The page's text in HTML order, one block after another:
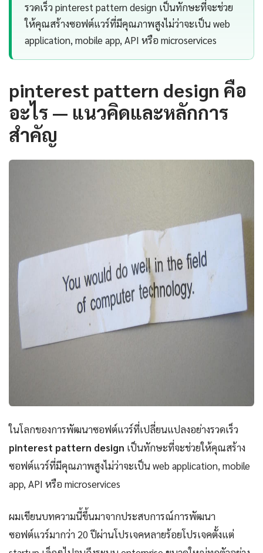
รวดเร็ว pinterest pattern design เป็นทักษะที่จะช่วย
ให้คุณสร้างซอฟต์แวร์ที่มีคุณภาพสูงไม่ว่าจะเป็น web
application, mobile app, API หรือ microservices
pinterest pattern design คือ
อะไร — แนวคิดและหลักการ
สำคัญ
ในโลกของการพัฒนาซอฟต์แวร์ที่เปลี่ยนแปลงอย่างรวดเร็ว
pinterest pattern design เป็นทักษะที่จะช่วยให้คุณสร้าง
ซอฟต์แวร์ที่มีคุณภาพสูงไม่ว่าจะเป็น web application, mobile
app, API หรือ microservices
ผมเขียนบทความนี้ขึ้นมาจากประสบการณ์การพัฒนา
ซอฟต์แวร์มากว่า 20 ปีผ่านโปรเจคหลายร้อยโปรเจคตั้งแต่